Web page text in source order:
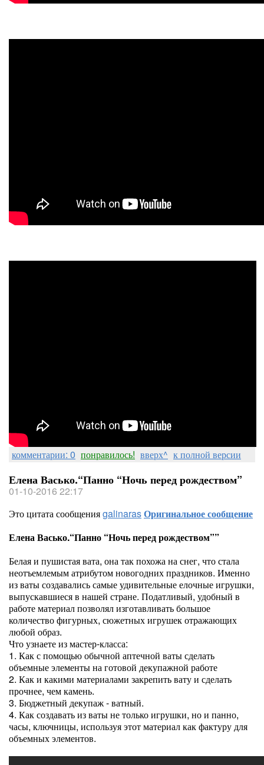
комментарии: 0 понравилось! вверх^ к полной версии
Елена Васько.“Панно “Ночь перед рождеством”
01-10-2016 22:17
Это цитата сообщенияgalinarasОригинальное сообщение
Елена Васько.“Панно “Ночь перед рождеством””
Белая и пушистая вата, она так похожа на снег, что стала
неотъемлемым атрибутом новогодних праздников. Именно
из ваты создавались самые удивительные елочные игрушки,
выпускавшиеся в нашей стране. Податливый, удобный в
работе материал позволял изготавливать большое
количество фигурных, сюжетных игрушек отражающих
любой образ.
Что узнаете из мастер-класса:
1. Как с помощью обычной аптечной ваты сделать
объемные элементы на готовой декупажной работе
2. Как и какими материалами закрепить вату и сделать
прочнее, чем камень.
3. Бюджетный декупаж - ватный.
4. Как создавать из ваты не только игрушки, но и панно,
часы, ключницы, используя этот материал как фактуру для
объемных элементов.